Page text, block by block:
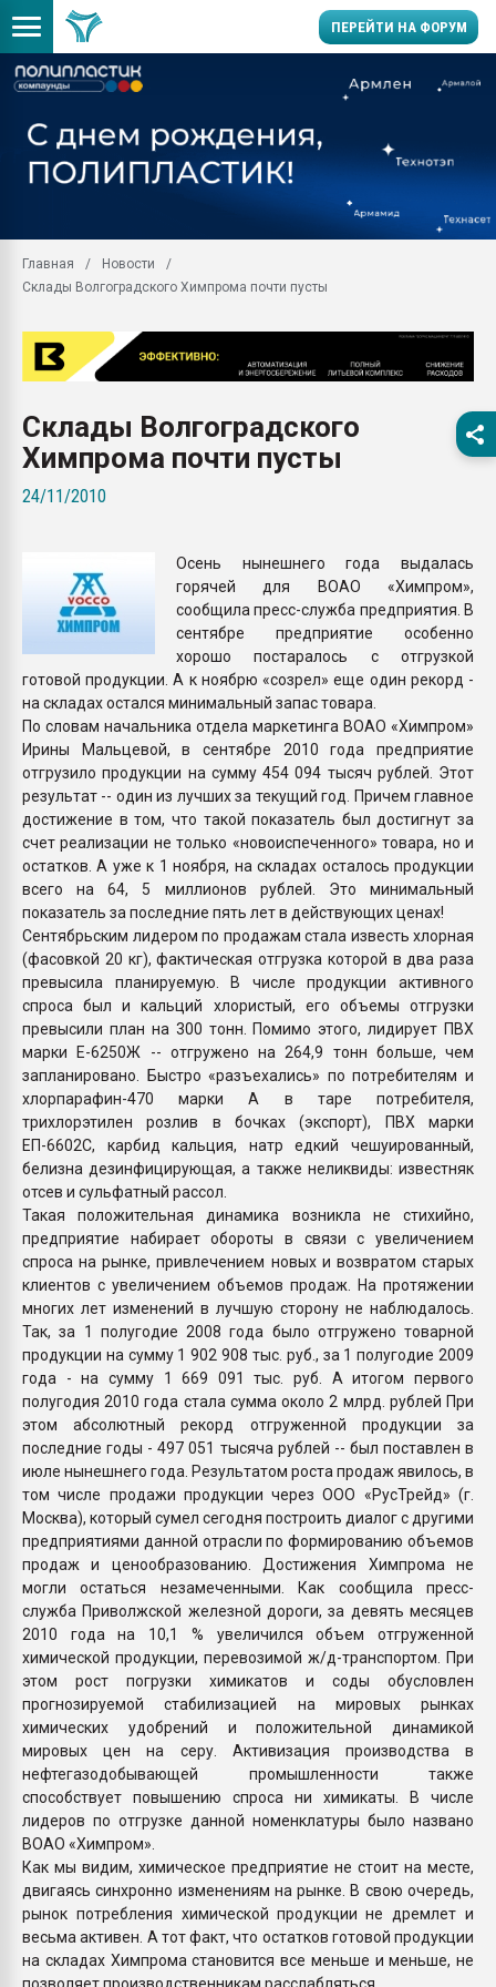
ПЕРЕЙТИ НА ФОРУМ
умельцы изготовили
Продажа готового
производство SPC
Помощь в подборе
ближайшее
Подмосковье, Москва
ситуацией на
ПЕРЕЙТИ НА
Главная
Новости
Склады Волгоградского Химпрома почти пусты
Склады Волгоградского
Химпрома почти пусты
24/11/2010
Осень нынешнего года выдалась
горячей для ВОАО «Химпром»,
сообщила пресс-служба предприятия. В
сентябре предприятие особенно
хорошо постаралось с отгрузкой
готовой продукции. А к ноябрю «созрел» еще один рекорд -
на складах остался минимальный запас товара.
По словам начальника отдела маркетинга ВОАО «Химпром»
Ирины Мальцевой, в сентябре 2010 года предприятие
отгрузило продукции на сумму 454 094 тысяч рублей. Этот
результат -- один из лучших за текущий год. Причем главное
достижение в том, что такой показатель был достигнут за
счет реализации не только «новоиспеченного» товара, но и
остатков. А уже к 1 ноября, на складах осталось продукции
всего на 64, 5 миллионов рублей. Это минимальный
показатель за последние пять лет в действующих ценах!
Сентябрьским лидером по продажам стала известь хлорная
(фасовкой 20 кг), фактическая отгрузка которой в два раза
превысила планируемую. В числе продукции активного
спроса был и кальций хлористый, его объемы отгрузки
превысили план на 300 тонн. Помимо этого, лидирует ПВХ
марки Е-6250Ж -- отгружено на 264,9 тонн больше, чем
запланировано. Быстро «разъехались» по потребителям и
хлорпарафин-470 марки А в таре потребителя,
трихлорэтилен розлив в бочках (экспорт), ПВХ марки
ЕП-6602С, карбид кальция, натр едкий чешуированный,
белизна дезинфицирующая, а также неликвиды: известняк
отсев и сульфатный рассол.
Такая положительная динамика возникла не стихийно,
предприятие набирает обороты в связи с увеличением
спроса на рынке, привлечением новых и возвратом старых
клиентов с увеличением объемов продаж. На протяжении
многих лет изменений в лучшую сторону не наблюдалось.
Так, за 1 полугодие 2008 года было отгружено товарной
продукции на сумму 1 902 908 тыс. руб., за 1 полугодие 2009
года - на сумму 1 669 091 тыс. руб. А итогом первого
полугодия 2010 года стала сумма около 2 млрд. рублей При
этом абсолютный рекорд отгруженной продукции за
последние годы - 497 051 тысяча рублей -- был поставлен в
июле нынешнего года. Результатом роста продаж явилось, в
том числе продажи продукции через ООО «РусТрейд» (г.
Москва), который сумел сегодня построить диалог с другими
предприятиями данной отрасли по формированию объемов
продаж и ценообразованию. Достижения Химпрома не
могли остаться незамеченными. Как сообщила пресс-
служба Приволжской железной дороги, за девять месяцев
2010 года на 10,1 % увеличился объем отгруженной
химической продукции, перевозимой ж/д-транспортом. При
этом рост погрузки химикатов и соды обусловлен
прогнозируемой стабилизацией на мировых рынках
химических удобрений и положительной динамикой
мировых цен на серу. Активизация производства в
нефтегазодобывающей промышленности также
способствует повышению спроса ни химикаты. В числе
лидеров по отгрузке данной номенклатуры было названо
ВОАО «Химпром».
Как мы видим, химическое предприятие не стоит на месте,
двигаясь синхронно изменениям на рынке. В свою очередь,
рынок потребления химической продукции не дремлет и
весьма активен. А тот факт, что остатков готовой продукции
на складах Химпрома становится все меньше и меньше, не
позволяет производственникам расслабляться.